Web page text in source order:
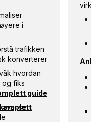
i
trafikken
konverterer
hvordan
og fiks
guide